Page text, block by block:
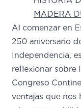
MADERA
Al comenzar en
250 aniversario
Independencia,
reflexionar sobre
Congreso
ventajas que nos